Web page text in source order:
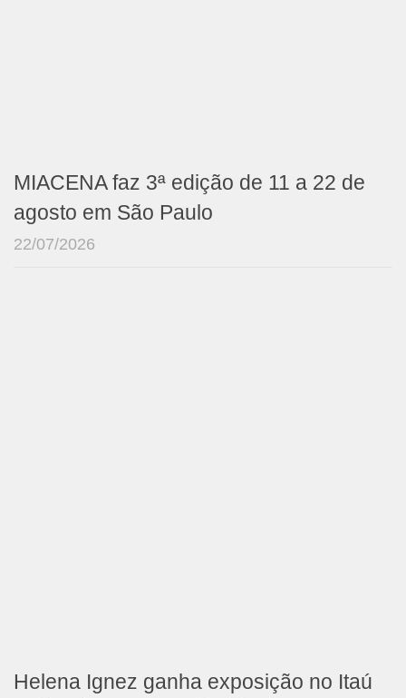
MIACENA faz 3ª edição de 11 a 22 de
agosto em São Paulo
22/07/2026
Helena Ignez ganha exposição no Itaú